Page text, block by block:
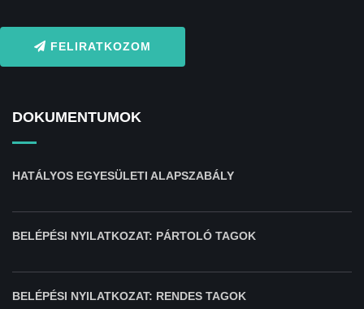
FELIRATKOZOM
DOKUMENTUMOK
HATÁLYOS EGYESÜLETI ALAPSZABÁLY
BELÉPÉSI NYILATKOZAT: PÁRTOLÓ TAGOK
BELÉPÉSI NYILATKOZAT: RENDES TAGOK